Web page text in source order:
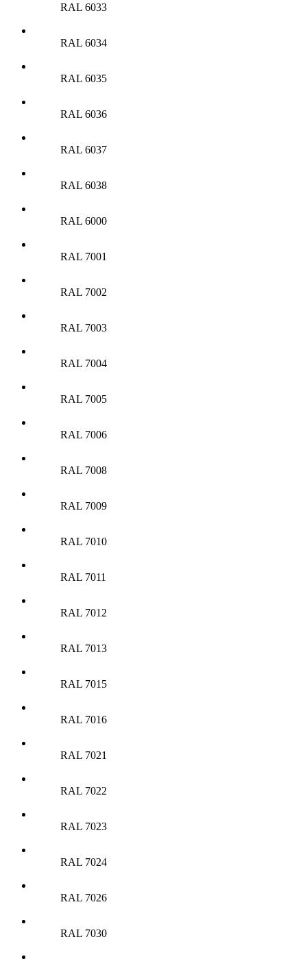
RAL 6033
RAL 6034
RAL 6035
RAL 6036
RAL 6037
RAL 6038
RAL 6000
RAL 7001
RAL 7002
RAL 7003
RAL 7004
RAL 7005
RAL 7006
RAL 7008
RAL 7009
RAL 7010
RAL 7011
RAL 7012
RAL 7013
RAL 7015
RAL 7016
RAL 7021
RAL 7022
RAL 7023
RAL 7024
RAL 7026
RAL 7030